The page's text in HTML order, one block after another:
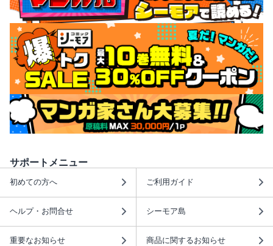
サポートメニュー
初めての方へ ご利用ガイド
ヘルプ・お問合せ シーモア島
重要なお知らせ 商品に関するお知らせ